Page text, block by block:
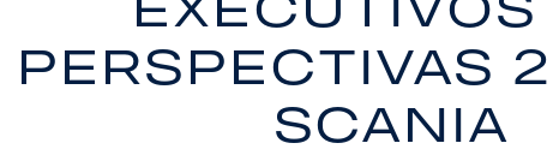
Perspectivas
Scania